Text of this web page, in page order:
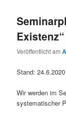
Veröffentlicht am
Stand: 24.6.2020
Wir werden im
systematischer